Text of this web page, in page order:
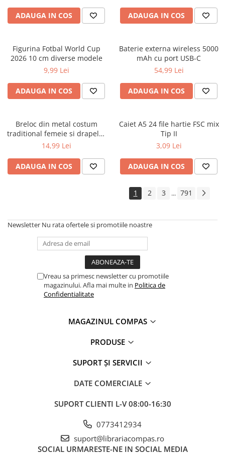
Cărți ilustrate și interactive
Materiale educaționale
Benzi desenate
Hobby și activități pentru copii
Educație și carte școlară
Culegeri și materiale auxiliare
Caiete de vacanță
Bibliografie școlară
Bibliografie didactică
Dicționare și gramatici
Romane și literatură
Clasici români și universali
Thriller și mister
Young adult
Dezvoltare personală și non-
Psihologie și dezvoltare personală
Parenting și educație
Sănătate și stil de viață
ADAUGA IN COS ADAUGA IN COS
Figurina Fotbal World Cup
2026 10 cm diverse modele
9,99 Lei
ADAUGA IN COS
Baterie externa wireless 5000
mAh cu port USB-C
54,99 Lei
ADAUGA IN COS
Breloc din metal costum
traditional femeie si drapelul
Romaniei 9 cm
14,99 Lei
ADAUGA IN COS
Caiet A5 24 file hartie FSC mix
Tip II
3,09 Lei
ADAUGA IN COS
1 2 3 ... 791
Newsletter Nu rata ofertele si promotiile noastre
Vreau sa primesc newsletter cu promotiile
magazinului. Afla mai multe in Politica de
Confidentialitate
MAGAZINUL COMPAS
PRODUSE
SUPORT ȘI SERVICII
DATE COMERCIALE
SUPORT CLIENTI L-V 08:00-16:30
0773412934
suport@librariacompas.ro
SOCIAL URMARESTE-NE IN SOCIAL MEDIA